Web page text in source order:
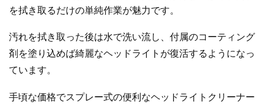
を拭き取るだけの単純作業が魅力です。
汚れを拭き取った後は水で洗い流し、付属のコーティング
剤を塗り込めば綺麗なヘッドライトが復活するようになっ
ています。
手頃な価格でスプレー式の便利なヘッドライトクリーナー